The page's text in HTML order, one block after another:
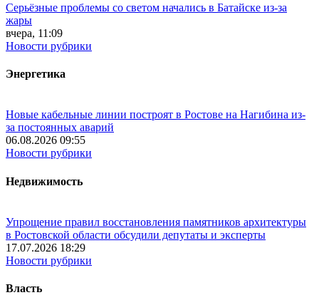
Серьёзные проблемы со светом начались в Батайске из-за
жары
вчера, 11:09
Новости рубрики
Энергетика
Новые кабельные линии построят в Ростове на Нагибина из-
за постоянных аварий
06.08.2026 09:55
Новости рубрики
Недвижимость
Упрощение правил восстановления памятников архитектуры
в Ростовской области обсудили депутаты и эксперты
17.07.2026 18:29
Новости рубрики
Власть